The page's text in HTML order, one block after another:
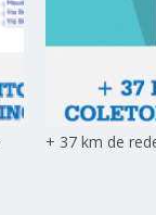
+ 37 km de